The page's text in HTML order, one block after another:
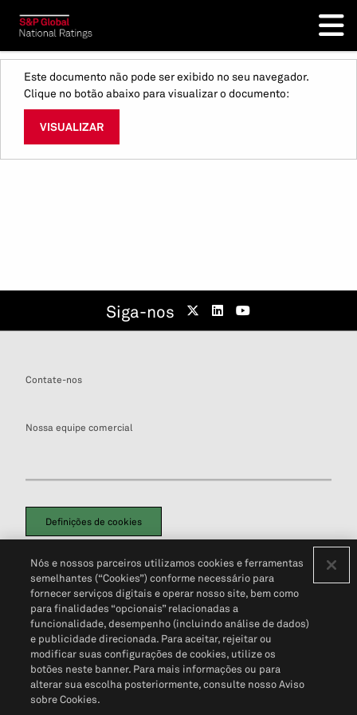
Este documento não pode ser exibido no seu navegador.
Clique no botão abaixo para visualizar o documento:
VISUALIZAR
Siga-nos
Contate-nos
Nossa equipe comercial
Definições de cookies
Política de PrivacidadePortal de privacidade do cliente (em inglês)
Não Venda Minhas Informações Pessoais© 2026 S&P Global
Nós e nossos parceiros utilizamos cookies e ferramentas
semelhantes (“Cookies”) conforme necessário para
fornecer serviços digitais e operar nosso site, bem como
para finalidades “opcionais” relacionadas a
funcionalidade, desempenho (incluindo análise de dados)
e publicidade direcionada. Para aceitar, rejeitar ou
modificar suas configurações de cookies, utilize os
botões neste banner. Para mais informações ou para
alterar sua escolha posteriormente, consulte nosso Aviso
sobre Cookies.